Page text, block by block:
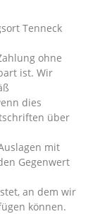
Tenneck
ohne
ist. Wir
dies
über
mit
Gegenwert
an dem wir
können.